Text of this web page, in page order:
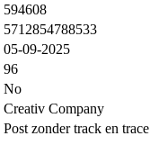
594608
5712854788533
05-09-2025
96
No
Creativ Company
Post zonder track en trace